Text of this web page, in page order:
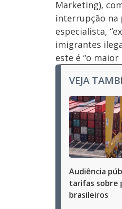
Marketing),
interrupção na
especialista,
imigrantes
este é “o maior
VEJA
Audiência
tarifas sobre
brasileiros